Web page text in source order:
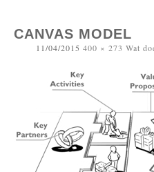
TO
CONTENT
CANVAS MODEL
11/04/2015 400 × 273 Wat